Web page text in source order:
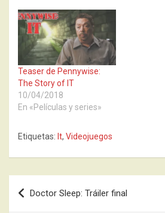
Teaser de Pennywise:
The Story of IT
10/04/2018
En «Películas y series»
Etiquetas: It, Videojuegos
Navegación
de
Doctor Sleep: Tráiler final